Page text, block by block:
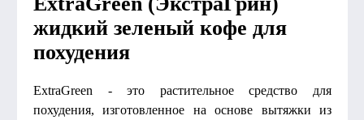
жидкий зеленый кофе для
похудения
ExtraGreen - это растительное средство для
похудения, изготовленное на основе вытяжки из